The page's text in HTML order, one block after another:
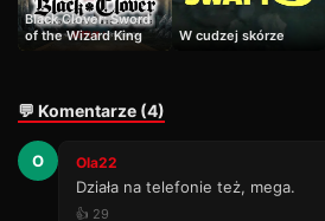
Black Clover: Sword
of the Wizard King
W cudzej skórze
💬 Komentarze (4)
O Ola22
Działa na telefonie też, mega.
👍 29